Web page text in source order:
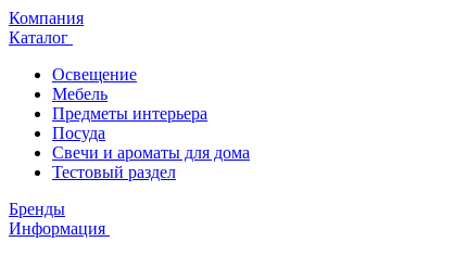
Компания
Каталог
Освещение
Мебель
Предметы интерьера
Посуда
Свечи и ароматы для дома
Тестовый раздел
Бренды
Информация